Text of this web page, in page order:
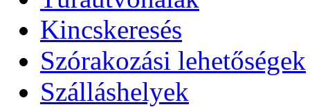
Kincskeresés
Szórakozási lehetőségek
Szálláshelyek